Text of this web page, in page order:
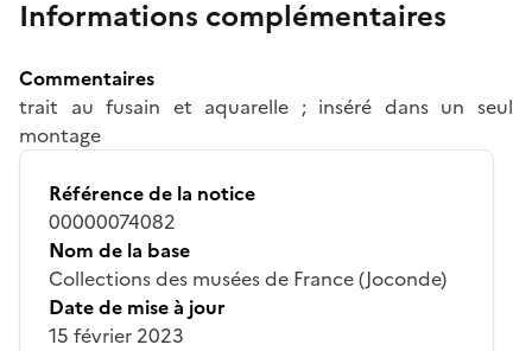
Informations complémentaires
Commentaires
trait au fusain et aquarelle ; inséré dans un seul
montage
Référence de la notice
00000074082
Nom de la base
Collections des musées de France (Joconde)
Date de mise à jour
15 février 2023